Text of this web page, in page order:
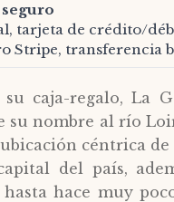
seguro
tarjeta de crédito/
Stripe, transferencia
su caja-regalo, La
su nombre al río
céntrica
del país,
hace muy